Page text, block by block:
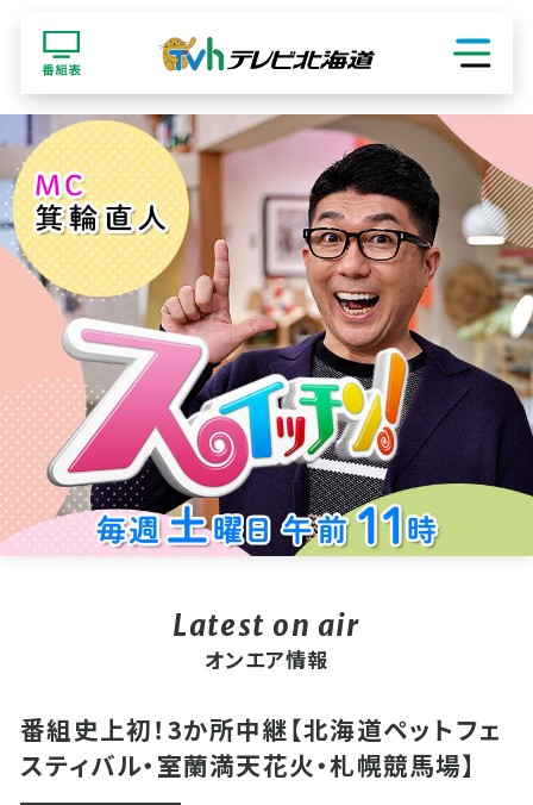
オンエア情報
番組史上初！3か所中継【北海道ペットフェ
スティバル・室蘭満天花火・札幌競馬場】